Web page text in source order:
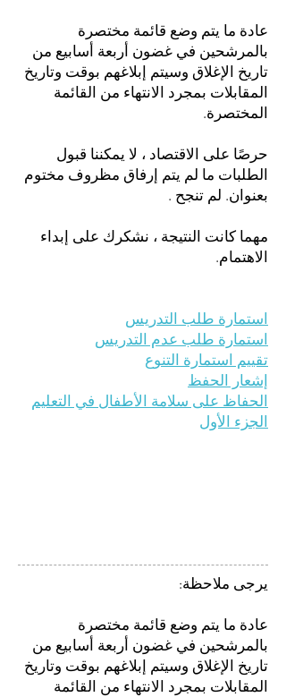
عادة ما يتم وضع قائمة مختصرة
بالمرشحين في غضون أربعة أسابيع من
تاريخ الإغلاق وسيتم إبلاغهم بوقت وتاريخ
المقابلات بمجرد الانتهاء من القائمة
المختصرة.
حرصًا على الاقتصاد ، لا يمكننا قبول
الطلبات ما لم يتم إرفاق مظروف مختوم
بعنوان. لم تنجح .
مهما كانت النتيجة ، نشكرك على إبداء
الاهتمام.
استمارة طلب التدريس
استمارة طلب عدم التدريس
تقييم استمارة التنوع
إشعار الحفظ
الحفاظ على سلامة الأطفال في التعليم
الجزء الأول
يرجى ملاحظة:
عادة ما يتم وضع قائمة مختصرة
بالمرشحين في غضون أربعة أسابيع من
تاريخ الإغلاق وسيتم إبلاغهم بوقت وتاريخ
المقابلات بمجرد الانتهاء من القائمة